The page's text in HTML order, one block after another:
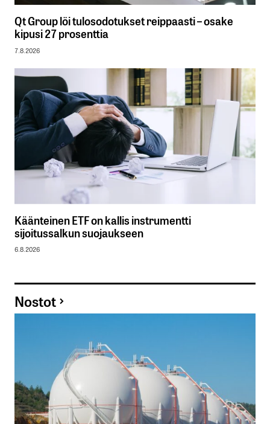
Qt Group löi tulosodotukset reippaasti – osake
kipusi 27 prosenttia
7.8.2026
Käänteinen ETF on kallis instrumentti
sijoitussalkun suojaukseen
6.8.2026
Nostot